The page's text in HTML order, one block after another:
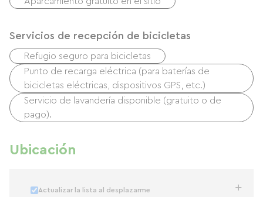
Servicios de recepción de bicicletas
Refugio seguro para bicicletas
Punto de recarga eléctrica (para baterías de
bicicletas eléctricas, dispositivos GPS, etc.)
Servicio de lavandería disponible (gratuito o de
pago).
Ubicación
Actualizar la lista al desplazarme